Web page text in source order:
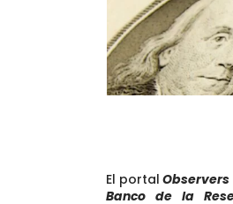
El portal Observers
Banco de la